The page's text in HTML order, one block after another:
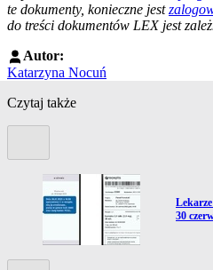
te dokumenty, konieczne jest
do treści dokumentów LEX jest
Autor:
Katarzyna Nocuń
Czytaj także
Przejdź
30